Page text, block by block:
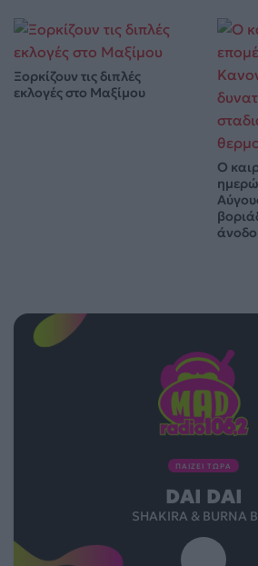
Ξορκίζουν τις διπλές
εκλογές στο Μαξίμου
Ο
άνοδο
ΠΑΙΖΕΙ ΤΩΡΑ
DAI DAI
SHAKIRA & BURNA